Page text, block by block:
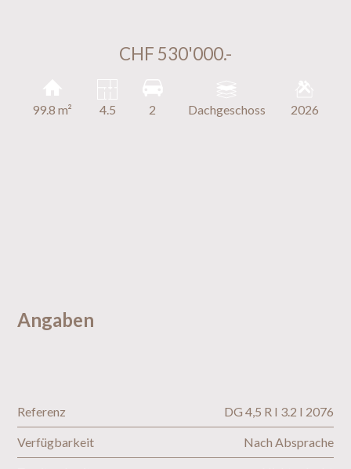
CHF 530'000.-
99.8 m² 4.5 2 Dachgeschoss 2026
Angaben
Referenz DG 4,5 R I 3.2 I 2076
Verfügbarkeit Nach Absprache